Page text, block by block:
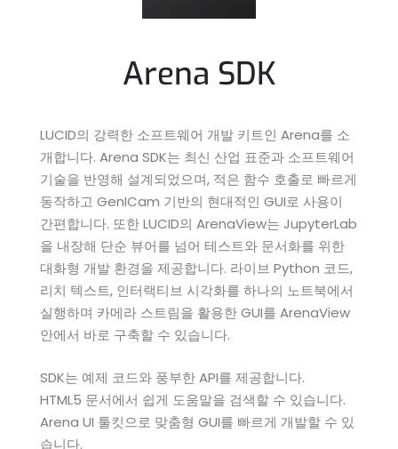
Arena SDK
LUCID의 강력한 소프트웨어 개발 키트인 Arena를 소
개합니다. Arena SDK는 최신 산업 표준과 소프트웨어
기술을 반영해 설계되었으며, 적은 함수 호출로 빠르게
동작하고 GenICam 기반의 현대적인 GUI로 사용이
간편합니다. 또한 LUCID의 ArenaView는 JupyterLab
을 내장해 단순 뷰어를 넘어 테스트와 문서화를 위한
대화형 개발 환경을 제공합니다. 라이브 Python 코드,
리치 텍스트, 인터랙티브 시각화를 하나의 노트북에서
실행하며 카메라 스트림을 활용한 GUI를 ArenaView
안에서 바로 구축할 수 있습니다.
SDK는 예제 코드와 풍부한 API를 제공합니다.
HTML5 문서에서 쉽게 도움말을 검색할 수 있습니다.
Arena UI 툴킷으로 맞춤형 GUI를 빠르게 개발할 수 있
습니다.